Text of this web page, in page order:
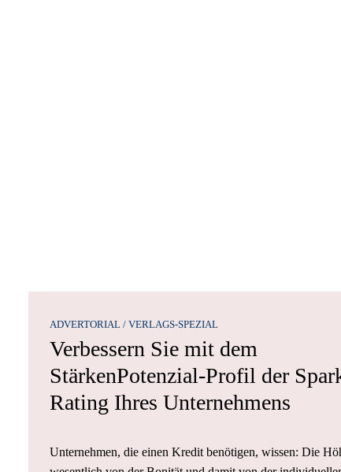
ADVERTORIAL / VERLAGS-SPEZIAL
Verbessern Sie mit dem
StärkenPotenzial-Profil der
Rating Ihres Unternehmens
Unternehmen, die einen Kredit benötigen, wissen: Die